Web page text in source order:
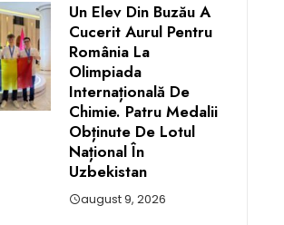
Un Elev Din Buzău A
Cucerit Aurul Pentru
România La
Olimpiada
Internațională De
Chimie. Patru Medalii
Obținute De Lotul
Național În
Uzbekistan
august 9, 2026